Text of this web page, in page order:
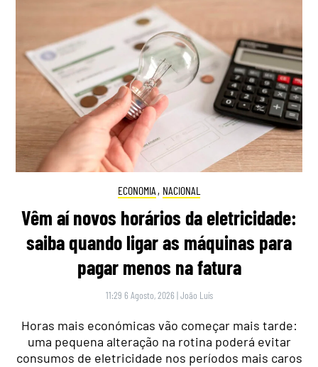
ECONOMIA , NACIONAL
Vêm aí novos horários da eletricidade:
saiba quando ligar as máquinas para
pagar menos na fatura
11:29 6 Agosto, 2026 |João Luís
Horas mais económicas vão começar mais tarde:
uma pequena alteração na rotina poderá evitar
consumos de eletricidade nos períodos mais caros